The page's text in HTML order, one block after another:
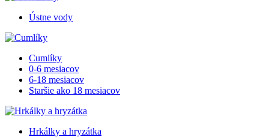
Ústne vody
Cumlíky
0-6 mesiacov
6-18 mesiacov
Staršie ako 18 mesiacov
Hrkálky a hryzátka